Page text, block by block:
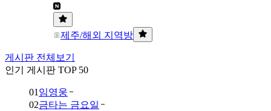
제주/해외 지역방
게시판 전체보기
인기 게시판 TOP 50
01 임영웅
02금타는 금요일